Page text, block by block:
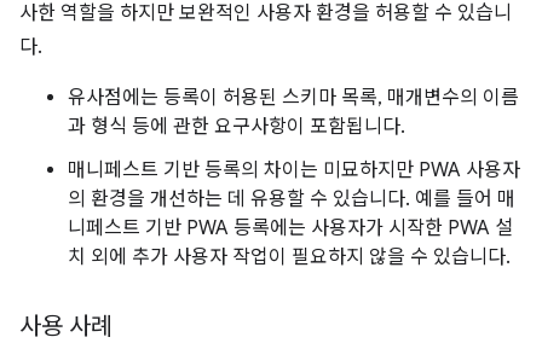
사한 역할을 하지만 보완적인 사용자 환경을 허용할 수 있습니
다.
유사점에는 등록이 허용된 스키마 목록, 매개변수의 이름
과 형식 등에 관한 요구사항이 포함됩니다.
매니페스트 기반 등록의 차이는 미묘하지만 PWA 사용자
의 환경을 개선하는 데 유용할 수 있습니다. 예를 들어 매
니페스트 기반 PWA 등록에는 사용자가 시작한 PWA 설
치 외에 추가 사용자 작업이 필요하지 않을 수 있습니다.
사용 사례